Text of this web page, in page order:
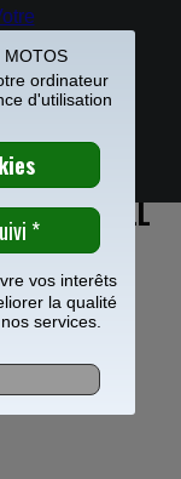
49€
AVANT ALL
SX
ordinateur
d'utilisation
vos interêts
la qualité
services.